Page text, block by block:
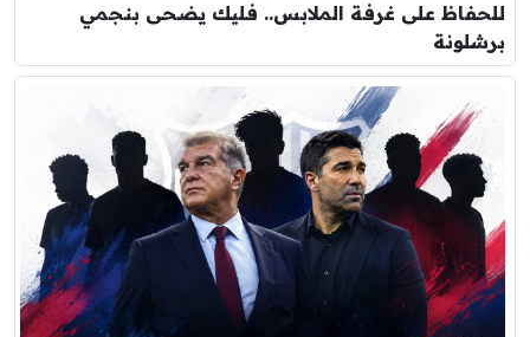
للحفاظ على غرفة الملابس.. فليك يضحى بنجمي
برشلونة